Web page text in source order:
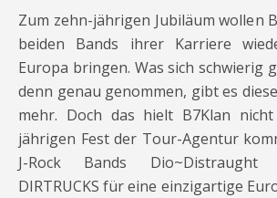
Zum zehn-jährigen Jubiläum wollen
beiden Bands ihrer Karriere
Europa bringen. Was sich schwierig
denn genau genommen, gibt es
mehr. Doch das hielt B7Klan
jährigen Fest der Tour-Agentur
J-Rock Bands
DIRTRUCKS für eine einzigartige